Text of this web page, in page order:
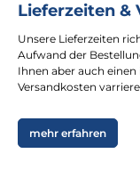
Lieferzeiten &
Unsere Lieferzeiten
Aufwand der
Ihnen aber auch
Versandkosten
mehr erfahren